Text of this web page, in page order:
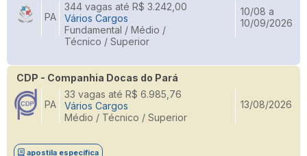
PA
344 vagas até R$ 3.242,00
Vários Cargos
Fundamental / Médio /
Técnico / Superior
10/08 a
10/09/2026
CDP - Companhia Docas do Pará
PA
33 vagas até R$ 6.985,76
Vários Cargos
Médio / Técnico / Superior
13/08/2026
apostila específica